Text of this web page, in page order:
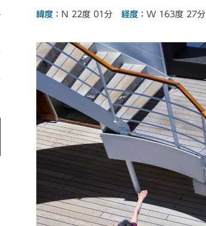
緯度： N 22度 01分 経度：W 163度 27分